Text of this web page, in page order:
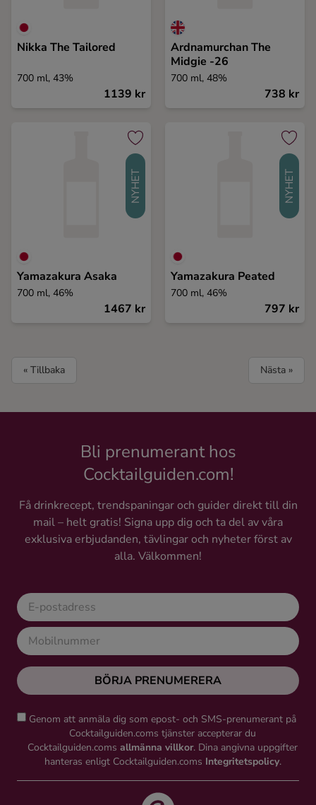
Nikka The Tailored
700 ml, 43%
1139 kr
Ardnamurchan The
Midgie -26
700 ml, 48%
738 kr
NYHET
Yamazakura Asaka
700 ml, 46%
1467 kr
NYHET
Yamazakura Peated
700 ml, 46%
797 kr
« Tillbaka Nästa »
Bli prenumerant hos
Cocktailguiden.com!
Få drinkrecept, trendspaningar och guider direkt till din
mail – helt gratis! Signa upp dig och ta del av våra
exklusiva erbjudanden, tävlingar och nyheter först av
alla. Välkommen!
BÖRJA PRENUMERERA
Genom att anmäla dig som epost- och SMS-prenumerant på
Cocktailguiden.coms tjänster accepterar du
Cocktailguiden.coms allmänna villkor. Dina angivna uppgifter
hanteras enligt Cocktailguiden.coms Integritetspolicy.